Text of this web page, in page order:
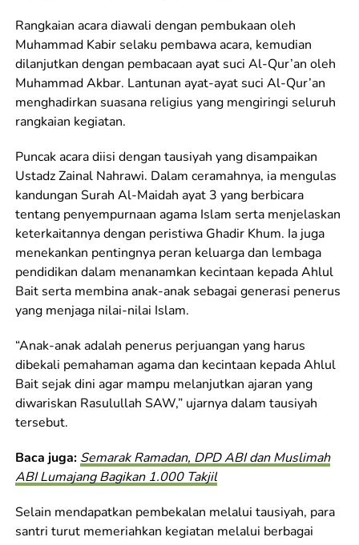
Rangkaian acara diawali dengan pembukaan oleh
Muhammad Kabir selaku pembawa acara, kemudian
dilanjutkan dengan pembacaan ayat suci Al-Qur’an oleh
Muhammad Akbar. Lantunan ayat-ayat suci Al-Qur’an
menghadirkan suasana religius yang mengiringi seluruh
rangkaian kegiatan.
Puncak acara diisi dengan tausiyah yang disampaikan
Ustadz Zainal Nahrawi. Dalam ceramahnya, ia mengulas
kandungan Surah Al-Maidah ayat 3 yang berbicara
tentang penyempurnaan agama Islam serta menjelaskan
keterkaitannya dengan peristiwa Ghadir Khum. Ia juga
menekankan pentingnya peran keluarga dan lembaga
pendidikan dalam menanamkan kecintaan kepada Ahlul
Bait serta membina anak-anak sebagai generasi penerus
yang menjaga nilai-nilai Islam.
“Anak-anak adalah penerus perjuangan yang harus
dibekali pemahaman agama dan kecintaan kepada Ahlul
Bait sejak dini agar mampu melanjutkan ajaran yang
diwariskan Rasulullah SAW,” ujarnya dalam tausiyah
tersebut.
Baca juga: Semarak Ramadan, DPD ABI dan Muslimah
ABI Lumajang Bagikan 1.000 Takjil
Selain mendapatkan pembekalan melalui tausiyah, para
santri turut memeriahkan kegiatan melalui berbagai